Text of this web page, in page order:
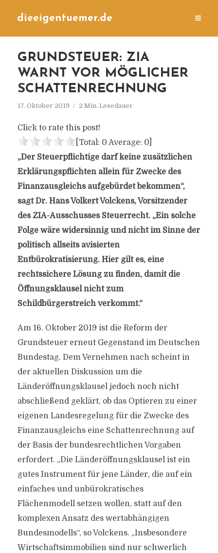
dieeigentuemer.de
GRUNDSTEUER: ZIA
WARNT VOR MÖGLICHER
SCHATTENRECHNUNG
17. Oktober 2019 2 Min. Lesedauer
Click to rate this post!
[Total: 0 Average: 0]
„Der Steuerpflichtige darf keine zusätzlichen
Erklärungspflichten allein für Zwecke des
Finanzausgleichs aufgebürdet bekommen“,
sagt Dr. Hans Volkert Volckens, Vorsitzender
des ZIA-Ausschusses Steuerrecht. „Ein solche
Folge wäre widersinnig und nicht im Sinne der
politisch allseits avisierten
Entbürokratisierung. Hier gilt es, eine
rechtssichere Lösung zu finden, damit die
Öffnungsklausel nicht zum
Schildbürgerstreich verkommt.“
Am 16. Oktober 2019 ist die Reform der
Grundsteuer erneut Gegenstand im Deutschen
Bundestag. Dem Vernehmen nach scheint in
der aktuellen Diskussion um die
Länderöffnungsklausel jedoch noch nicht
abschließend geklärt, ob das Optieren zu einer
eigenen Landesregelung für die Zwecke des
Finanzausgleichs eine Schattenrechnung auf
der Basis der bundesrechtlichen Vorgaben
erfordert. „Die Länderöffnungsklausel ist ein
gutes Instrument für jene Länder, die auf ein
einfaches und unbürokratisches
Flächenmodell setzen wollen, statt auf den
komplexen Ansatz des wertabhängigen
Bundesmodells“, so Volckens. „Insbesondere
Wirtschaftsimmobilien sind nur schwerlich